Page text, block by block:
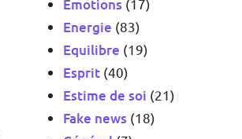
Emotions (17)
Energie (83)
Equilibre (19)
Esprit(40)
Estime de soi (21)
Fake news (18)